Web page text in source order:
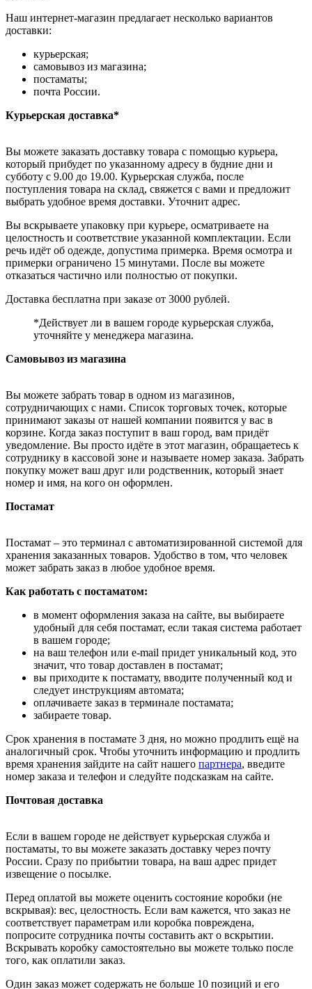
Наш интернет-магазин предлагает несколько вариантов
доставки:
курьерская;
самовывоз из магазина;
постаматы;
почта России.
Курьерская доставка*
Вы можете заказать доставку товара с помощью курьера,
который прибудет по указанному адресу в будние дни и
субботу с 9.00 до 19.00. Курьерская служба, после
поступления товара на склад, свяжется с вами и предложит
выбрать удобное время доставки. Уточнит адрес.
Вы вскрываете упаковку при курьере, осматриваете на
целостность и соответствие указанной комплектации. Если
речь идёт об одежде, допустима примерка. Время осмотра и
примерки ограничено 15 минутами. После вы можете
отказаться частично или полностью от покупки.
Доставка бесплатна при заказе от 3000 рублей.
*Действует ли в вашем городе курьерская служба,
уточняйте у менеджера магазина.
Самовывоз из магазина
Вы можете забрать товар в одном из магазинов,
сотрудничающих с нами. Список торговых точек, которые
принимают заказы от нашей компании появится у вас в
корзине. Когда заказ поступит в ваш город, вам придёт
уведомление. Вы просто идёте в этот магазин, обращаетесь к
сотруднику в кассовой зоне и называете номер заказа. Забрать
покупку может ваш друг или родственник, который знает
номер и имя, на кого он оформлен.
Постамат
Постамат – это терминал с автоматизированной системой для
хранения заказанных товаров. Удобство в том, что человек
может забрать заказ в любое удобное время.
Как работать с постаматом:
в момент оформления заказа на сайте, вы выбираете
удобный для себя постамат, если такая система работает
в вашем городе;
на ваш телефон или e-mail придет уникальный код, это
значит, что товар доставлен в постамат;
вы приходите к постамату, вводите полученный код и
следует инструкциям автомата;
оплачиваете заказ в терминале постамата;
забираете товар.
Срок хранения в постамате 3 дня, но можно продлить ещё на
аналогичный срок. Чтобы уточнить информацию и продлить
время хранения зайдите на сайт нашего партнера, введите
номер заказа и телефон и следуйте подсказкам на сайте.
Почтовая доставка
Если в вашем городе не действует курьерская служба и
постаматы, то вы можете заказать доставку через почту
России. Сразу по прибытии товара, на ваш адрес придет
извещение о посылке.
Перед оплатой вы можете оценить состояние коробки (не
вскрывая): вес, целостность. Если вам кажется, что заказ не
соответствует параметрам или коробка повреждена,
попросите сотрудника почты составить акт о вскрытии.
Вскрывать коробку самостоятельно вы можете только после
того, как оплатили заказ.
Один заказ может содержать не больше 10 позиций и его